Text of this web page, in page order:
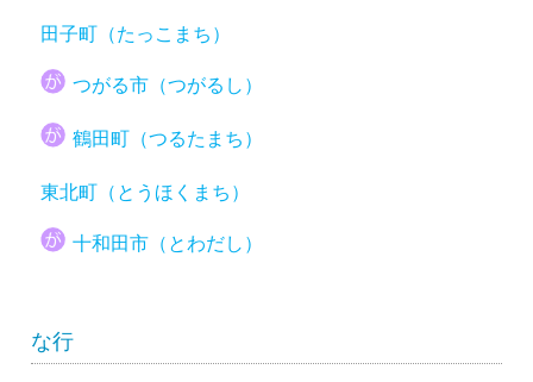
田子町（たっこまち）
つがる市（つがるし）
鶴田町（つるたまち）
東北町（とうほくまち）
十和田市（とわだし）
な行